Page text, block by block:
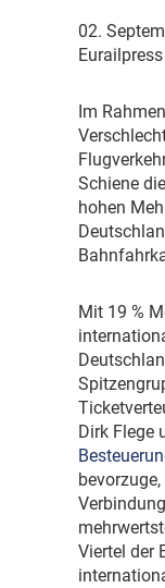
02.
Eurailpress
m
Schiene
hohen
Mit 19 %
Dirk Flege
Viertel der